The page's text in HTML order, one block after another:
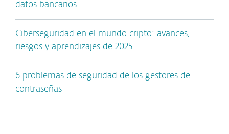
datos bancarios
Ciberseguridad en el mundo cripto: avances,
riesgos y aprendizajes de 2025
6 problemas de seguridad de los gestores de
contraseñas